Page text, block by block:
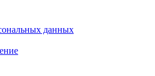
данных